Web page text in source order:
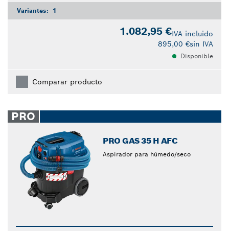
Variantes: 1
1.082,95 €IVA incluido
895,00 €sin IVA
Disponible
Comparar producto
PRO
PRO GAS 35 H AFC
Aspirador para húmedo/seco